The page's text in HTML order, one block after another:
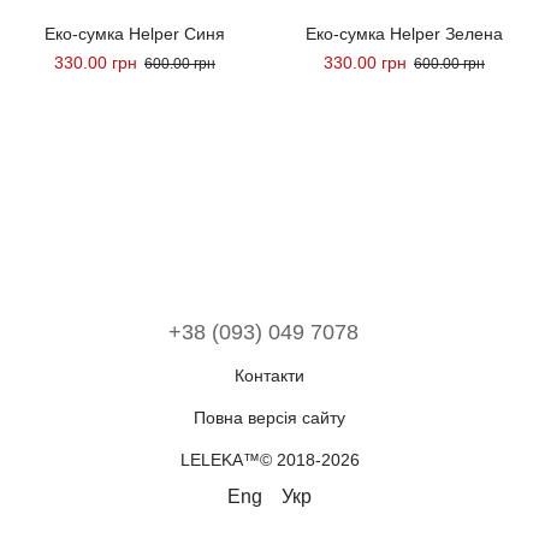
Еко-сумка Helper Синя
330.00 грн 600.00 грн
Еко-сумка Helper Зелена
330.00 грн 600.00 грн
+38 (093) 049 7078
Контакти
Повна версія сайту
LELEKA™© 2018-2026
Eng Укр